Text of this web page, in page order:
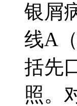
银屑
线A
括先
照。